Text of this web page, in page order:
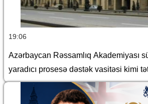
19:06
Azərbaycan Rəssamlıq Akademiyası
yaradıcı prosesə dəstək vasitəsi kimi